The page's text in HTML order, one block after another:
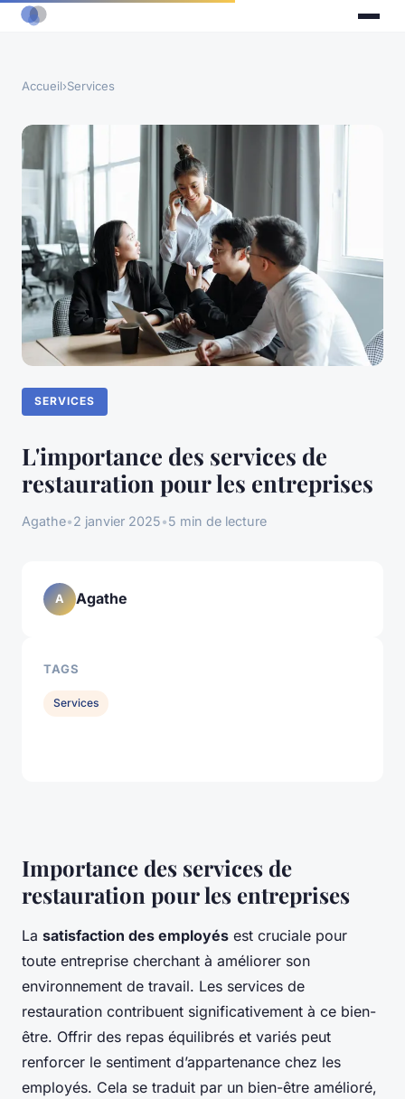
Accueil›Services
SERVICES
L'importance des services de
restauration pour les entreprises
Agathe•2 janvier 2025•5 min de lecture
Importance des services de
restauration pour les entreprises
La satisfaction des employés est cruciale pour
toute entreprise cherchant à améliorer son
environnement de travail. Les services de
restauration contribuent significativement à ce bien-
être. Offrir des repas équilibrés et variés peut
renforcer le sentiment d’appartenance chez les
employés. Cela se traduit par un bien-être amélioré,
A Agathe
TAGS
Services